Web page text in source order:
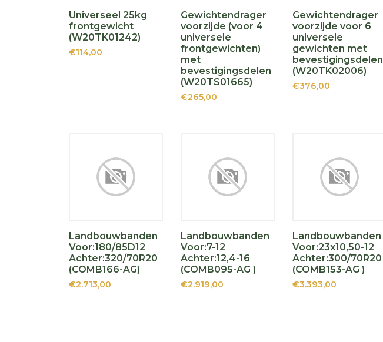
Universeel 25kg
frontgewicht
(W20TK01242)
€114,00
Gewichtendrager
voorzijde (voor 4
universele
frontgewichten)
met
bevestigingsdelen
(W20TS01665)
€265,00
Gewichtendrager
voorzijde voor 6
universele
gewichten met
bevestigingsdelen
(W20TK02006)
€376,00
Landbouwbanden
Voor:180/85D12
Achter:320/70R20
(COMB166-AG)
€2.713,00
Landbouwbanden
Voor:7-12
Achter:12,4-16
(COMB095-AG )
€2.919,00
Landbouwbanden
Voor:23x10,50-12
Achter:300/70R20
(COMB153-AG )
€3.393,00